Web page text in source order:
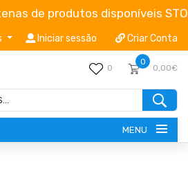
de produtos disponíveis
Iniciar sessão Criar Conta
0
0
0,00€
MENU